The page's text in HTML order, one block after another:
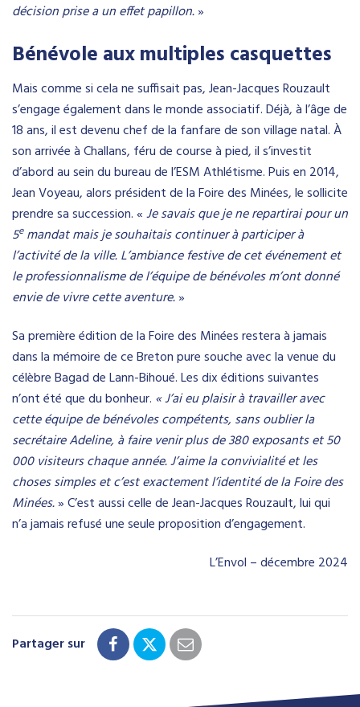
décision prise a un effet papillon.»
Bénévole aux multiples casquettes
Mais comme si cela ne suffisait pas, Jean-Jacques Rouzault
s’engage également dans le monde associatif. Déjà, à l’âge de
18 ans, il est devenu chef de la fanfare de son village natal. À
son arrivée à Challans, féru de course à pied, il s’investit
d’abord au sein du bureau de l’ESM Athlétisme. Puis en 2014,
Jean Voyeau, alors président de la Foire des Minées, le sollicite
prendre sa succession. «Je savais que je ne repartirai pour un
5emandat mais je souhaitais continuer à participer à
l’activité de la ville. L’ambiance festive de cet événement et
le professionnalisme de l’équipe de bénévoles m’ont donné
envie de vivre cette aventure.»
Sa première édition de la Foire des Minées restera à jamais
dans la mémoire de ce Breton pure souche avec la venue du
célèbre Bagad de Lann-Bihoué. Les dix éditions suivantes
n’ont été que du bonheur. « J’ai eu plaisir à travailler avec
cette équipe de bénévoles compétents, sans oublier la
secrétaire Adeline, à faire venir plus de 380 exposants et 50
000 visiteurs chaque année. J’aime la convivialité et les
choses simples et c’est exactement l’identité de la Foire des
Minées.» C’est aussi celle de Jean-Jacques Rouzault, lui qui
n’a jamais refusé une seule proposition d’engagement.
L’Envol – décembre 2024
Partager sur